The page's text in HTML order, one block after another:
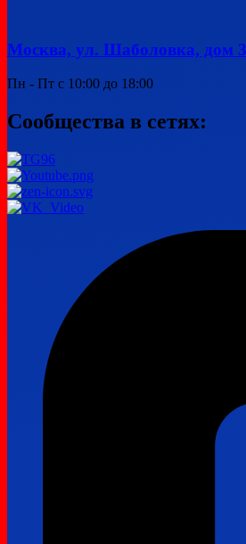
Москва, ул. Шаболовка, дом
Пн - Пт с 10:00 до 18:00
Сообщества в сетях: